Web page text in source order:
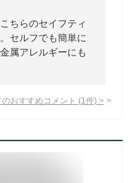
ちらのセイフティ
セルフでも簡単に
属アレルギーにも
のおすすめコメント (1 件) >